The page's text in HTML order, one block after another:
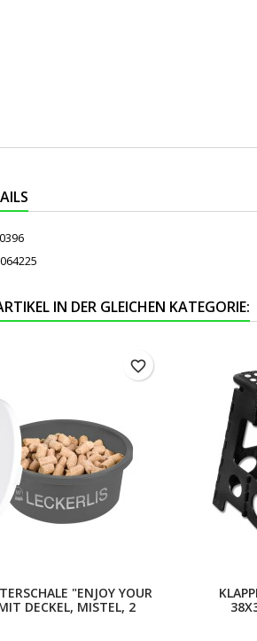
IN DER GLEICHEN KATEGORIE:
"ENJOY YOUR
DECKEL, MISTEL, 2
favorite_border